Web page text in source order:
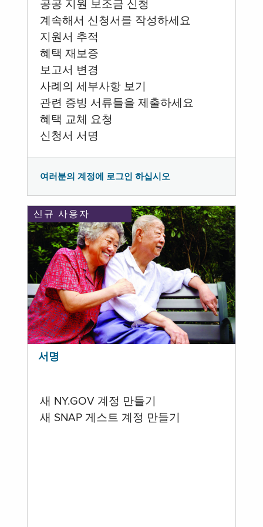
공공 지원 보조금 신청
계속해서 신청서를 작성하세요
지원서 추적
혜택 재보증
보고서 변경
사례의 세부사항 보기
관련 증빙 서류들을 제출하세요
혜택 교체 요청
신청서 서명
여러분의 계정에 로그인 하십시오
신규 사용자
서명
새 NY.GOV 계정 만들기
새 SNAP 게스트 계정 만들기